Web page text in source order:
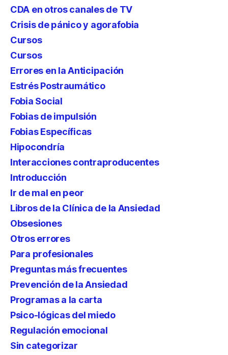
CDA en otros canales de TV
Crisis de pánico y agorafobia
Cursos
Cursos
Errores en la Anticipación
Estrés Postraumático
Fobia Social
Fobias de impulsión
Fobias Específicas
Hipocondría
Interacciones contraproducentes
Introducción
Ir de mal en peor
Libros de la Clínica de la Ansiedad
Obsesiones
Otros errores
Para profesionales
Preguntas más frecuentes
Prevención de la Ansiedad
Programas a la carta
Psico-lógicas del miedo
Regulación emocional
Sin categorizar